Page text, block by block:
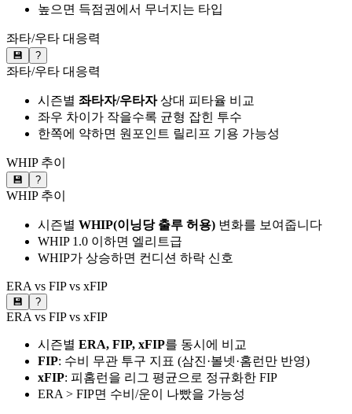
높으면 득점권에서 무너지는 타입
좌타/우타 대응력
💾 ?
좌타/우타 대응력
시즌별 좌타자/우타자상대 피타율 비교
좌우 차이가 작을수록 균형 잡힌 투수
한쪽에 약하면 원포인트 릴리프 기용 가능성
WHIP 추이
💾 ?
WHIP 추이
시즌별 WHIP(이닝당 출루 허용) 변화를 보여줍니다
WHIP 1.0 이하면 엘리트급
WHIP가 상승하면 컨디션 하락 신호
ERA vs FIP vs xFIP
💾 ?
ERA vs FIP vs xFIP
시즌별 ERA, FIP, xFIP를 동시에 비교
FIP: 수비 무관 투구 지표 (삼진·볼넷·홈런만 반영)
xFIP: 피홈런을 리그 평균으로 정규화한 FIP
ERA > FIP면 수비/운이 나빴을 가능성